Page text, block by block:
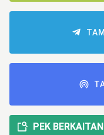
PEK BERKAITAN